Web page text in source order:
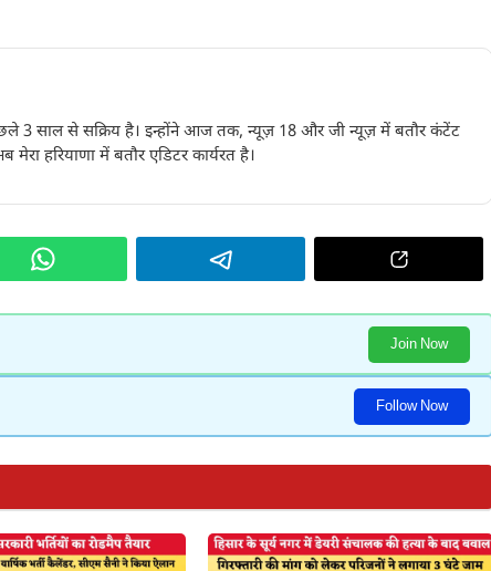
पिछले 3 साल से सक्रिय है। इन्होंने आज तक, न्यूज़ 18 और जी न्यूज़ में बतौर कंटेंट
हरियाणा में बतौर एडिटर कार्यरत है।
Join Now
Follow Now